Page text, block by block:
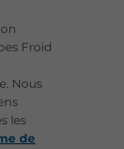
Froid
Nous
les
de